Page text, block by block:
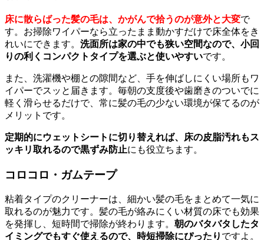
床に散らばった髪の毛は、かがんで拾うのが意外と大変で
す。お掃除ワイパーなら立ったまま動かすだけで床全体をき
れいにできます。 洗面所は家の中でも狭い空間なので、小回
りの利くコンパクトタイプを選ぶと使いやすいです。
また、洗濯機や棚との隙間など、手を伸ばしにくい場所もワ
イパーでスッと届きます。毎朝の支度後や歯磨きのついでに
軽く滑らせるだけで、常に髪の毛の少ない環境が保てるのが
メリットです。
定期的にウェットシートに切り替えれば、床の皮脂汚れもス
ッキリ取れるので黒ずみ防止にも役立ちます。
コロコロ・ガムテープ
粘着タイプのクリーナーは、細かい髪の毛をまとめて一気に
取れるのが魅力です。髪の毛が絡みにくい材質の床でも効果
を発揮し、短時間で掃除が終わります。 朝のバタバタしたタ
イミングでもすぐ使えるので、時短掃除にぴったり ですよ。